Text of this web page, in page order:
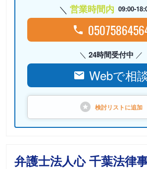
営業時間内 09:00-
24時間受付中
Webで相
検討リストに追加
弁護士法人心 千葉法律